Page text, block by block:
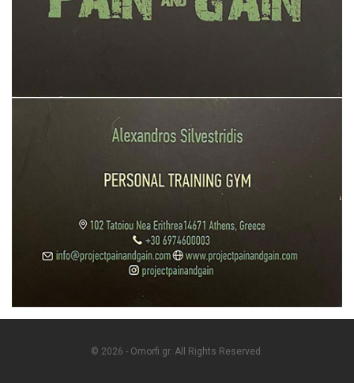
© 2026 - Omorfi.gr. All Rights Reserved.